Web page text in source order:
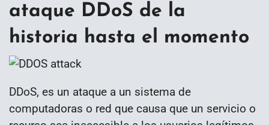
ataque DDoS de la
historia hasta el momento
DDoS, es un ataque a un sistema de
computadoras o red que causa que un servicio o